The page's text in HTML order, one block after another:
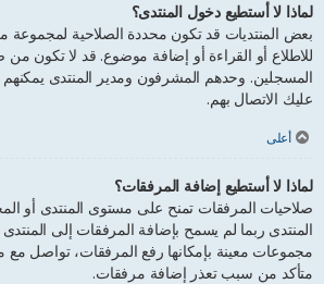
لماذا لا أستطيع دخول المنتدى؟
بعض المنتديات قد تكون محددة الصلاحية لمجموعة
للاطلاع أو القراءة أو إضافة موضوع. قد لا تكون
المسجلين. وحدهم المشرفون ومدير المنتدى
عليك الاتصال بهم.
أعلى
لماذا لا أستطيع إضافة المرفقات؟
صلاحيات المرفقات تمنح على مستوى المنتدى أو
المنتدى ربما لم يسمح بإضافة المرفقات إلى
مجموعات معينة بإمكانها رفع المرفقات، تواصل مع
متأكد من سبب تعذر إضافة مرفقات.